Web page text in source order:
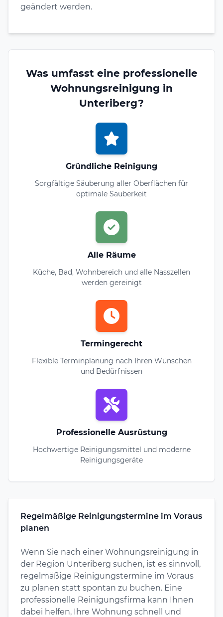
geändert werden.
Was umfasst eine professionelle
Wohnungsreinigung in
Unteriberg?
Gründliche Reinigung
Sorgfältige Säuberung aller Oberflächen für
optimale Sauberkeit
Alle Räume
Küche, Bad, Wohnbereich und alle Nasszellen
werden gereinigt
Termingerecht
Flexible Terminplanung nach Ihren Wünschen
und Bedürfnissen
Professionelle Ausrüstung
Hochwertige Reinigungsmittel und moderne
Reinigungsgeräte
Regelmäßige Reinigungstermine im Voraus
planen
Wenn Sie nach einer Wohnungsreinigung in
der Region Unteriberg suchen, ist es sinnvoll,
regelmäßige Reinigungstermine im Voraus
zu planen statt spontan zu buchen. Eine
professionelle Reinigungsfirma kann Ihnen
dabei helfen, Ihre Wohnung schnell und